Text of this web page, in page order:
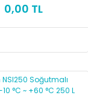
0,00 TL